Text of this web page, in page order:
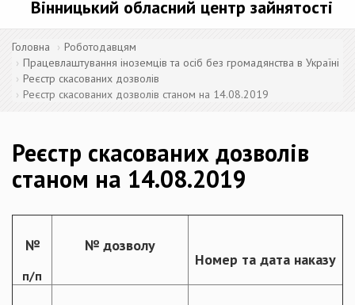
Вінницький обласний центр зайнятості
Головна
Роботодавцям
Працевлаштування іноземців та осіб без громадянства в Україні
Реєстр скасованих дозволів
Реєстр скасованих дозволів станом на 14.08.2019
Реєстр скасованих дозволів
станом на 14.08.2019
№
п/п
№ дозволу
Номер та дата наказу